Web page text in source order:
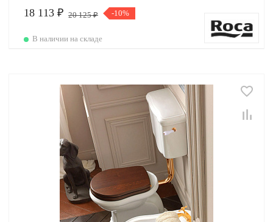
18 113 ₽ 20 125 ₽ -10%
В наличии на складе